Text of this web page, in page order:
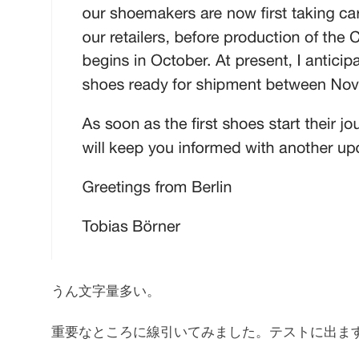
うん文字量多い。
重要なところに線引いてみました。テストに出ま